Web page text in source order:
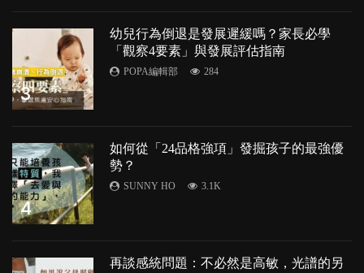
3
幼兒行為倒退是發展遲緩嗎？家長必學
「觀察4要素」與發展評估指南
POPA編輯部 284
4
如何從「24品格強項」發掘孩子的最強優
勢？
SUNNY HO 3.1K
再談感統問題：不必然是高敏，光譜的另